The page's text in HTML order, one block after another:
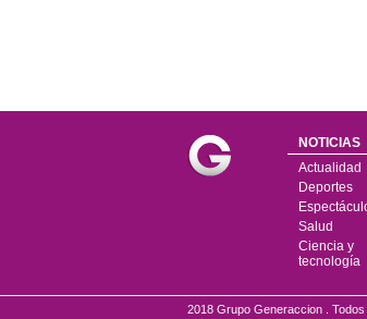
NOTICIAS
Actualidad
Deportes
Salud
Ciencia y
tecnología
2018 Grupo Generaccion .